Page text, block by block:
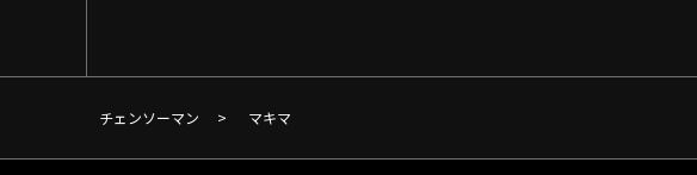
チェンソーマン > マキマ